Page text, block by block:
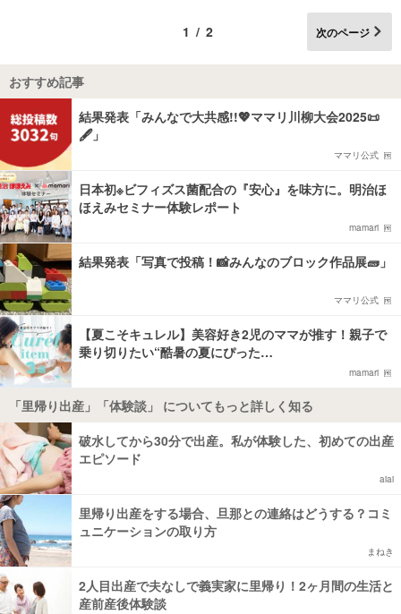
1/2 次のページ
おすすめ記事
結果発表「みんなで大共感!!💖ママリ川柳大会2025📜
🖋️」
ママリ公式
日本初※ビフィズス菌配合の『安心』を味方に。明治ほ
ほえみセミナー体験レポート
mamari
結果発表「写真で投稿！📸みんなのブロック作品展🧱」
ママリ公式
【夏こそキュレル】美容好き2児のママが推す！親子で
乗り切りたい“酷暑の夏にぴった…
mamari
「里帰り出産」「体験談」 についてもっと詳しく知る
破水してから30分で出産。私が体験した、初めての出産
エピソード
aiai
里帰り出産をする場合、旦那との連絡はどうする？コミ
ュニケーションの取り方
まねき
2人目出産で夫なしで義実家に里帰り！2ヶ月間の生活と
産前産後体験談